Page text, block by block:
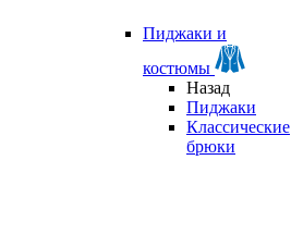
Пиджаки и
костюмы
Назад
Пиджаки
Классические
брюки